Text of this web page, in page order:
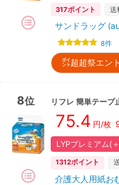
317ポイント 送
サンドラッグ
8件
㌽超超祭エン
8位 リフレ 簡単テープ
75.4 円/枚
LYPプレミアム(
1312ポイント
介護大人用紙お